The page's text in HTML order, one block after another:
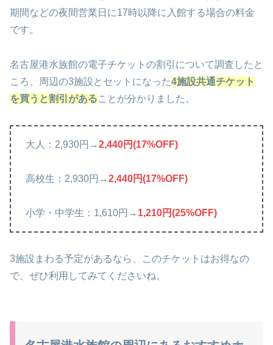
期間などの夜間営業日に17時以降に入館する場合の料金
です。
名古屋港水族館の電子チケットの割引について調査したと
ころ、周辺の3施設とセットになった4施設共通チケット
を買うと割引があることが分かりました。
大人：2,930円→2,440円(17%OFF)
高校生：2,930円→2,440円(17%OFF)
小学・中学生：1,610円→ 1,210円(25%OFF)
3施設まわる予定があるなら、このチケットはお得なの
で、ぜひ利用してみてくださいね。